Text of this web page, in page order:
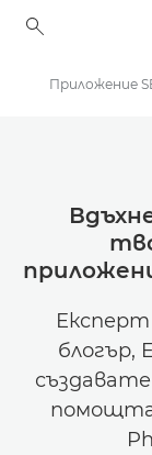
блогър,
помощта